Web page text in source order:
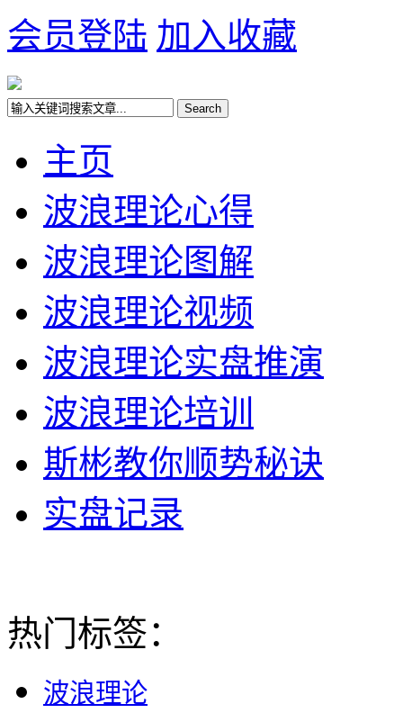
会员登陆 加入收藏
主页
波浪理论心得
波浪理论图解
波浪理论视频
波浪理论实盘推演
波浪理论培训
斯彬教你顺势秘诀
实盘记录
热门标签：
波浪理论